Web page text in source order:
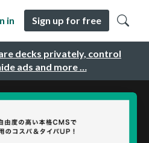
decks privately, control
ads and more …
in Sign up for free